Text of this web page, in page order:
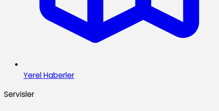
Yerel Haberler
Servisler